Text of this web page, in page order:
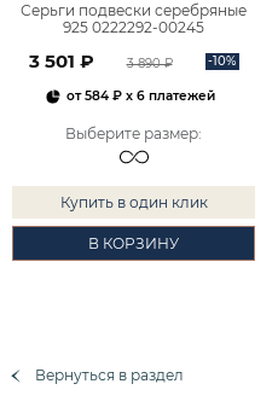
Серьги подвески серебряные
925 0222292-00245
3 501 ₽ 3 890 ₽ -10%
от584 ₽ x 6 платежей
Выберите размер:
Купить в один клик
В КОРЗИНУ
Вернуться в раздел